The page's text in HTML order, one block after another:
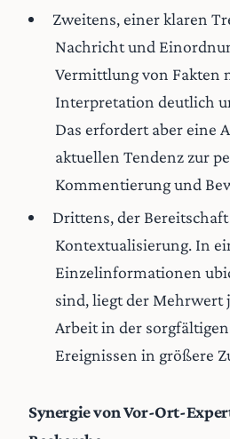
Zweitens, einer klaren
Nachricht und
Vermittlung von Fakten
Interpretation deutlich
Das erfordert aber eine
aktuellen Tendenz zur
Kommentierung und
Drittens, der
Kontextualisierung. In
Einzelinformationen
sind, liegt der Mehrwert
Arbeit in der
Ereignissen in größere
Synergie von Vor-Ort-